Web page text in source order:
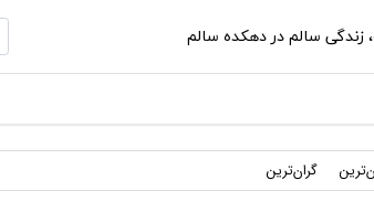
، زندگی سالم در دهکده سالم
گران‌ترین